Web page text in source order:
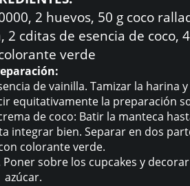
2 huevos, 50 g coco
cditas de esencia de coco,
verde
de vainilla. Tamizar la
equitativamente la preparación
de coco: Batir la manteca
bien. Separar en dos
colorante verde.
sobre los cupcakes y
azúcar.